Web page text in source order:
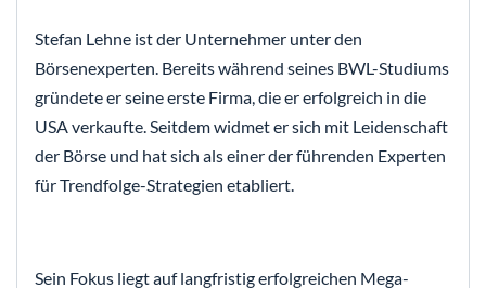
Stefan Lehne ist der Unternehmer unter den
Börsenexperten. Bereits während seines BWL-Studiums
gründete er seine erste Firma, die er erfolgreich in die
USA verkaufte. Seitdem widmet er sich mit Leidenschaft
der Börse und hat sich als einer der führenden Experten
für Trendfolge-Strategien etabliert.
Sein Fokus liegt auf langfristig erfolgreichen Mega-